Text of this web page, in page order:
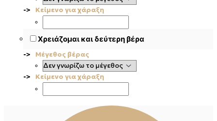
Κείμενο για χάραξη
Χρειάζομαι και δεύτερη βέρα
Μέγεθος βέρας
Κείμενο για χάραξη